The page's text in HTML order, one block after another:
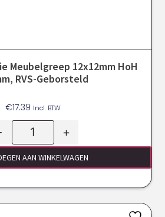
Meubelgreep 12x12mm HoH
RVS-Geborsteld
€17.39 Incl. BTW
+
AAN WINKELWAGEN